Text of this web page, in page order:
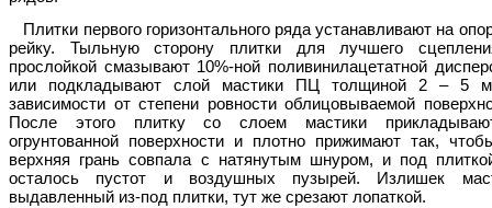
Плитки первого горизонтального ряда устанавливают на
рейку. Тыльную сторону плитки для лучшего
прослойкой смазывают 10%-ной поливинилацетатной
или подкладывают слой мастики ПЦ толщиной 2 – 5
зависимости от степени ровности облицовываемой
После этого плитку со слоем мастики
огрунтованной поверхности и плотно прижимают так,
верхняя грань совпала с натянутым шнуром, и под
осталось пустот и воздушных пузырей. Излишек
выдавленный из-под плитки, тут же срезают лопаткой.